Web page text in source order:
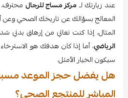
عند زيارتك لـ مركز مساج للرجال
المعالج بسؤالك عن تاريخك الصحي وعن
المثال، إذا كنت تعاني من إرهاق بدني
الرياضي، أما إذا كان هدفك هو
سيكون الخيار الأمثل.
هل يفضل حجز الموعد
المباشر للمنتجع الصحي؟